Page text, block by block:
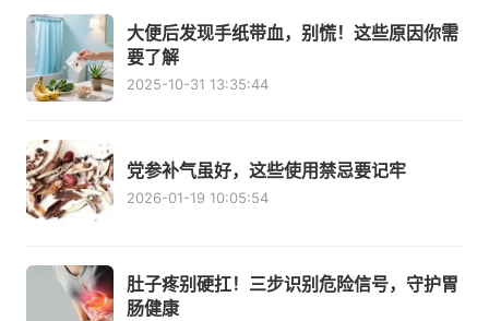
大便后发现手纸带血，别慌！这些原因你需
要了解
2025-10-31 13:35:44
党参补气虽好，这些使用禁忌要记牢
2026-01-19 10:05:54
肚子疼别硬扛！三步识别危险信号，守护胃
肠健康